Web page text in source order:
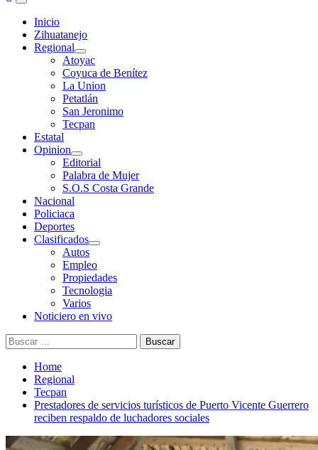
Primary
MenuInicio
Zihuatanejo
Regional
Atoyac
Coyuca de Benítez
La Union
Petatlán
San Jeronimo
Tecpan
Estatal
Opinion
Editorial
Palabra de Mujer
S.O.S Costa Grande
Nacional
Policiaca
Deportes
Clasificados
Autos
Empleo
Propiedades
Tecnologia
Varios
Noticiero en vivo
Buscar:
Home
Regional
Tecpan
Prestadores de servicios turísticos de Puerto Vicente Guerrero
reciben respaldo de luchadores sociales